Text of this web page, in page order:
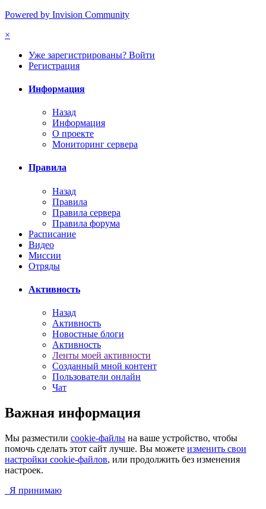
Powered by Invision Community
×
Уже зарегистрированы? Войти
Регистрация
Информация
Назад
Информация
О проекте
Мониторинг сервера
Правила
Назад
Правила
Правила сервера
Правила форума
Расписание
Видео
Миссии
Отряды
Активность
Назад
Активность
Новостные блоги
Активность
Ленты моей активности
Созданный мной контент
Пользователи онлайн
Чат
Важная информация
Мы разместили cookie-файлы на ваше устройство, чтобы
помочь сделать этот сайт лучше. Вы можете изменить свои
настройки cookie-файлов, или продолжить без изменения
настроек.
Я принимаю